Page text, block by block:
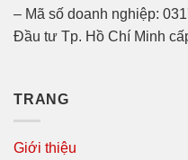
– Mã số doanh nghiệp:
Đầu tư Tp. Hồ Chí Minh
TRANG
Giới thiệu